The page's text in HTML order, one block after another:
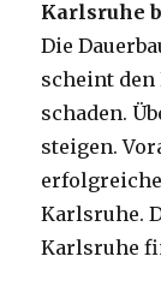
Karlsruhe
Die
scheint
schaden.
steigen.
Karlsruhe.
Karlsruhe